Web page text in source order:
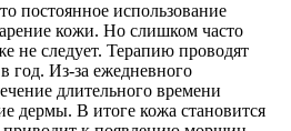
постоянное использование
кожи. Но слишком часто
не следует. Терапию проводят
год. Из-за ежедневного
длительного времени
дермы. В итоге кожа становится